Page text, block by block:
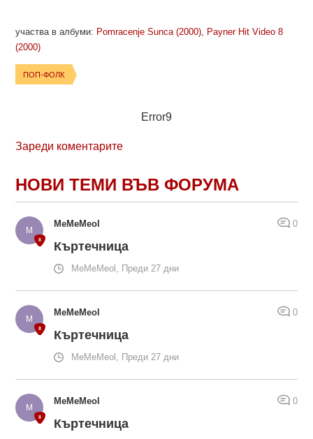
участва в албуми: Pomracenje Sunca (2000) Payner Hit Video 8
(2000)
ПОП-ФОЛК
Error9
Зареди коментарите
НОВИ ТЕМИ ВЪВ ФОРУМА
MeMeMeol 0
Къртечница
MeMeMeol, Преди 27 дни
MeMeMeol 0
Къртечница
MeMeMeol, Преди 27 дни
MeMeMeol 0
Къртечница